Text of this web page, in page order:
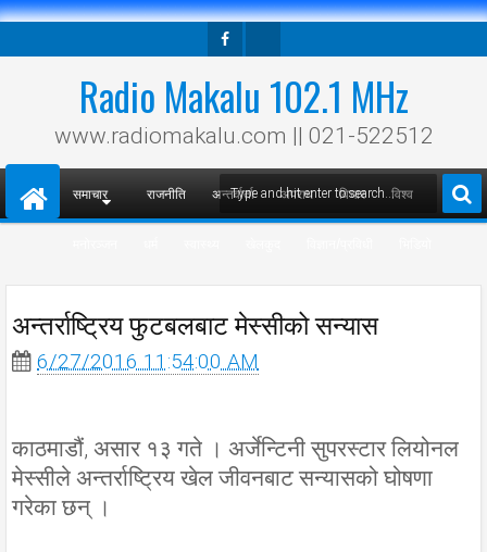
Radio Makalu 102.1 MHz
www.radiomakalu.com || 021-522512
समाचार राजनीति अन्तर्वार्ता अपराध विचार विश्व
अन्तर्राष्ट्रिय फुटबलबाट मेस्सीको सन्यास
6/27/2016 11:54:00 AM
काठमाडौं, असार १३ गते । अर्जेन्टिनी सुपरस्टार लियोनल
मेस्सीले अन्तर्राष्ट्रिय खेल जीवनबाट सन्यासको घोषणा
गरेका छन् ।